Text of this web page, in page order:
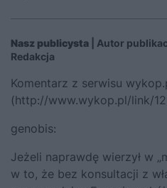
Nasz publicysta | Autor
Redakcja
Komentarz z serwisu
(http://www.wykop.pl/link/
genobis:
Jeżeli naprawdę wierzył w
w to, że bez konsultacji z